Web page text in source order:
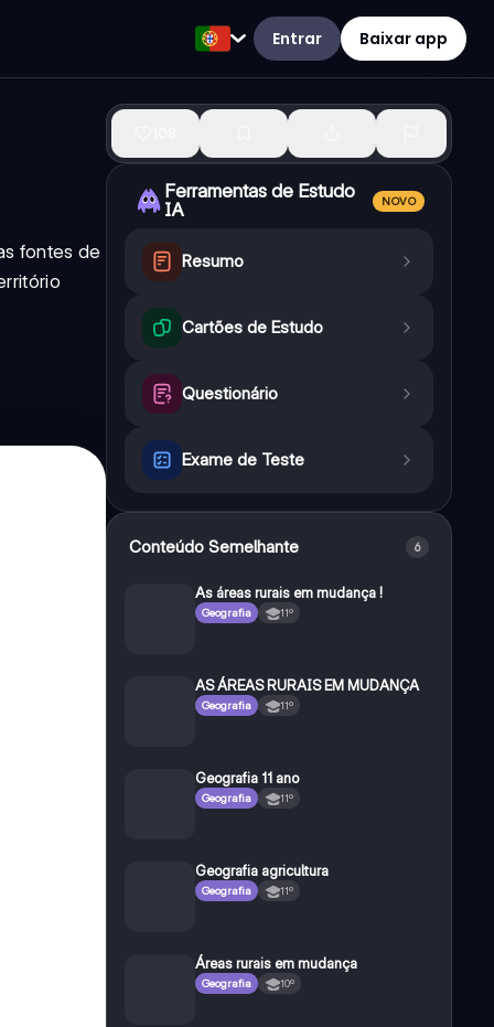
Entrar Baixar app
fontes de
Ferramentas de Estudo
IA
NOVO
Resumo
Cartões de Estudo
Questionário
Exame de Teste
Conteúdo Semelhante 6
As áreas rurais em mudança !
Geografia 11º
AS ÁREAS RURAIS EM MUDANÇA
Geografia 11º
Geografia 11 ano
Geografia 11º
Geografia agricultura
Geografia 11º
Áreas rurais em mudança
Geografia 10º